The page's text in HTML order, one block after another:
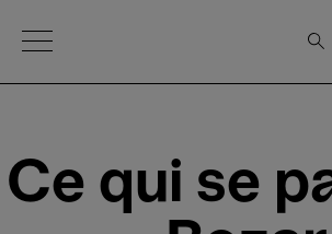
Open Menu
Ce qui se